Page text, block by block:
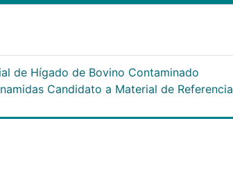
de Hígado de Bovino Contaminado
Candidato a Material de Referencia